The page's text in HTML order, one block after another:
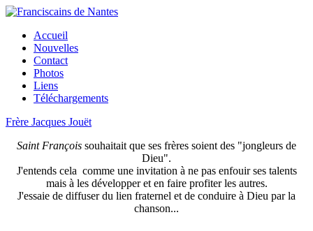
Accueil
Nouvelles
Contact
Photos
Liens
Téléchargements
Frère Jacques Jouët
Saint François souhaitait que ses frères soient des "jongleurs de
Dieu".
J'entends cela comme une invitation à ne pas enfouir ses talents
mais à les développer et en faire profiter les autres.
J'essaie de diffuser du lien fraternel et de conduire à Dieu par la
chanson...